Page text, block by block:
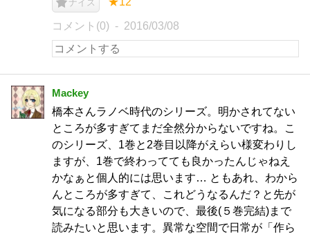
ナイス
コメント(0) 2016/03/08
Mackey
橋本さんラノベ時代のシリーズ。明かされてない
ところが多すぎてまだ全然分からないですね。こ
のシリーズ、1巻と2巻目以降がえらい様変わりし
ますが、1巻で終わってても良かったんじゃねえ
かなぁと個人的には思います… ともあれ、わから
んところが多すぎて、これどうなるんだ？と先が
気になる部分も大きいので、最後(５巻完結)まで
読みたいと思います。異常な空間で日常が「作ら